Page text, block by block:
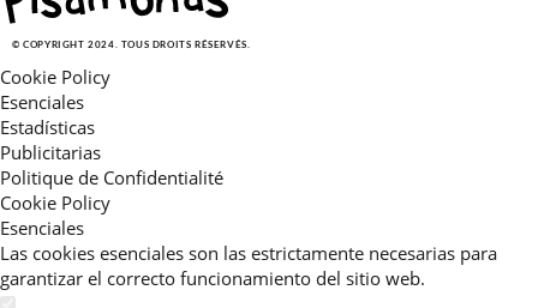
© COPYRIGHT 2024. TOUS DROITS RÉSERVÉS.
Cookie Policy
Esenciales
Estadísticas
Publicitarias
Politique de Confidentialité
Cookie Policy
Esenciales
Las cookies esenciales son las estrictamente necesarias para
garantizar el correcto funcionamiento del sitio web.